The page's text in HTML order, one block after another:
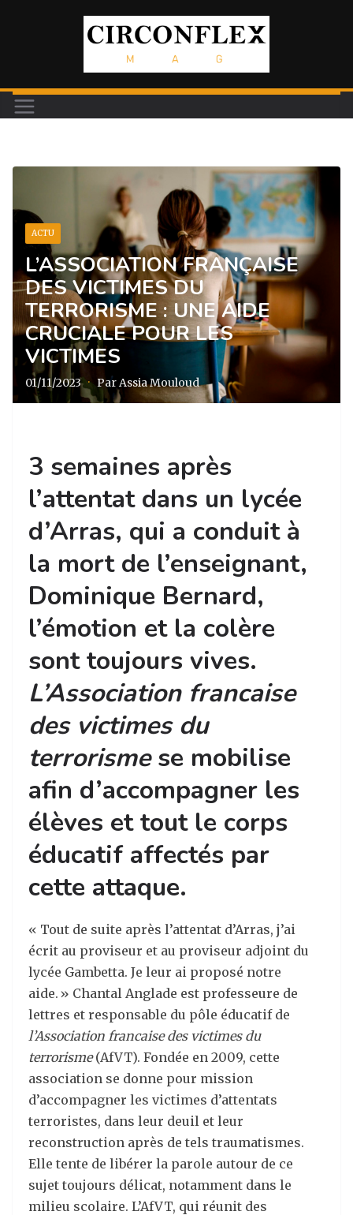
ACTU
L’ASSOCIATION FRANÇAISE
DES VICTIMES DU
TERRORISME : UNE AIDE
CRUCIALE POUR LES
VICTIMES
01/11/2023 · Par Assia Mouloud
3 semaines après
l’attentat dans un lycée
d’Arras, qui a conduit à
la mort de l’enseignant,
Dominique Bernard,
l’émotion et la colère
sont toujours vives.
L’Association francaise
des victimes du
terrorismese mobilise
afin d’accompagner les
élèves et tout le corps
éducatif affectés par
cette attaque.
« Tout de suite après l’attentat d’Arras, j’ai
écrit au proviseur et au proviseur adjoint du
lycée Gambetta. Je leur ai proposé notre
aide. » Chantal Anglade est professeure de
lettres et responsable du pôle éducatif de
l’Association francaise des victimes du
terrorisme(AfVT). Fondée en 2009, cette
association se donne pour mission
d’accompagner les victimes d’attentats
terroristes, dans leur deuil et leur
reconstruction après de tels traumatismes.
Elle tente de libérer la parole autour de ce
sujet toujours délicat, notamment dans le
milieu scolaire. L’AfVT, qui réunit des